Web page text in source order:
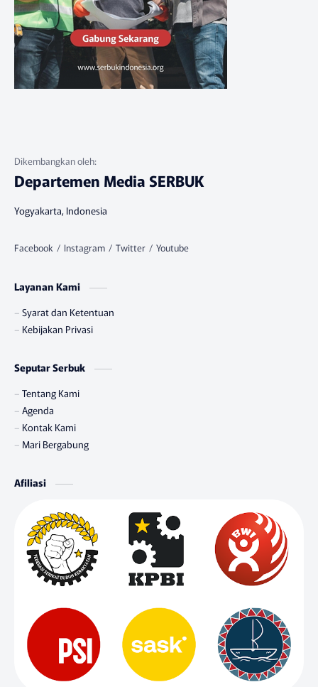
Departemen Media SERBUK
Yogyakarta, Indonesia
Layanan Kami
Syarat dan Ketentuan
Kebijakan Privasi
Seputar Serbuk
Tentang Kami
Agenda
Kontak Kami
Mari Bergabung
Afiliasi